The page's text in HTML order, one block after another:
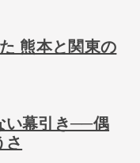
熊本と関東の
い幕引き──偶
さ